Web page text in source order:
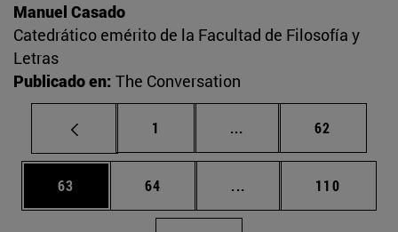
Manuel Casado
Catedrático emérito de la Facultad de Filosofía y
Letras
Publicado en: The Conversation
Página
1 ... Páginas intermedias
Página
62
Página
63 Página
64 ... Páginas intermedias
Página
110